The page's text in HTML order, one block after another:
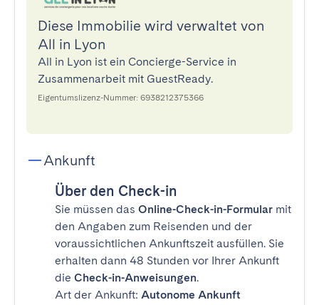
Diese Immobilie wird verwaltet von
All in Lyon
All in Lyon ist ein Concierge-Service in
Zusammenarbeit mit GuestReady.
Eigentumslizenz-Nummer: 6938212375366
Ankunft
Über den Check-in
Sie müssen das Online-Check-in-Formular mit
den Angaben zum Reisenden und der
voraussichtlichen Ankunftszeit ausfüllen. Sie
erhalten dann 48 Stunden vor Ihrer Ankunft
die Check-in-Anweisungen.
Art der Ankunft: Autonome Ankunft